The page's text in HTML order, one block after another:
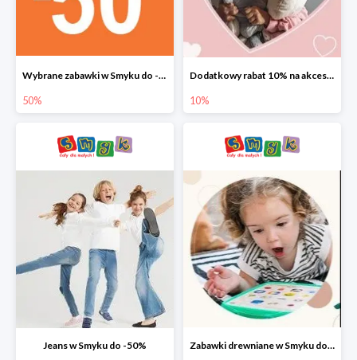
Wybrane zabawki w Smyku do -50%
50%
Dodatkowy rabat 10% na akcesoria dziecięce
10%
Jeans w Smyku do -50% Zabawki drewniane w Smyku do -45%